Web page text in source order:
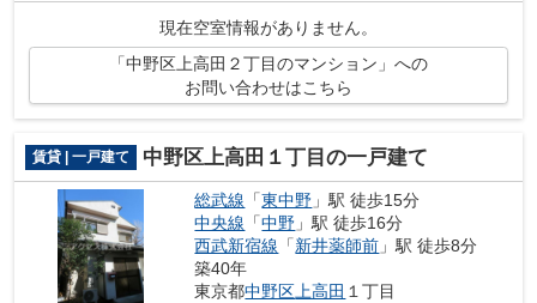
現在空室情報がありません。
「中野区上高田２丁目のマンション」への
お問い合わせはこちら
賃貸 | 一戸建て 中野区上高田１丁目の一戸建て
総武線 「東中野 」駅 徒歩15分
中央線 「中野 」駅 徒歩16分
西武新宿線 「新井薬師前 」駅 徒歩8分
築40年
東京都中野区上高田 １丁目